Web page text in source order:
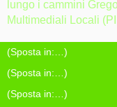
lungo i cammini
Multimediali Locali